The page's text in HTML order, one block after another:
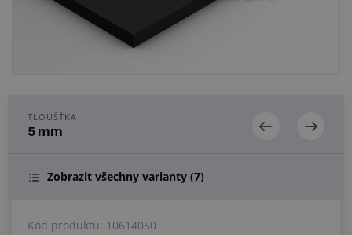
TLOUŠŤKA
5 mm
Zobrazit všechny varianty (7)
Kód produktu: 10614050